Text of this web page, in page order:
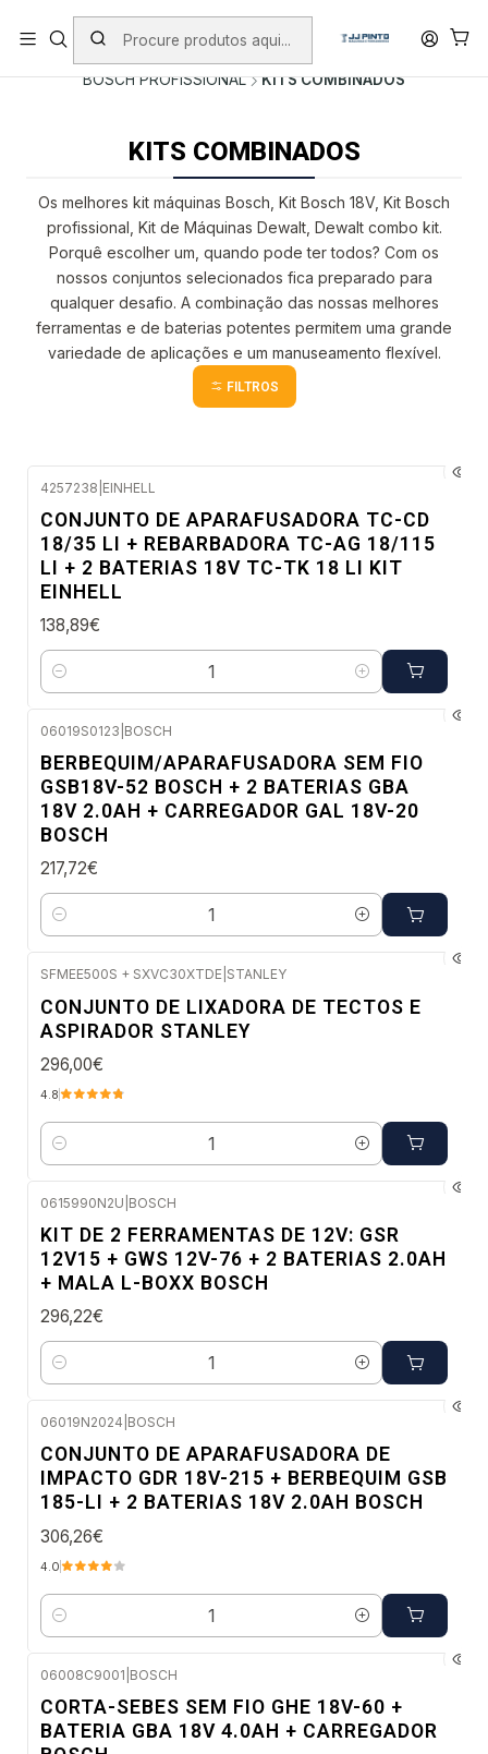
PORTES INCLUÍDOS EM ENCOMENDAS +75€ (excepto ilhas)
Início PRODUTOS
FERRAMENTAS SEM FIO
BOSCH PROFISSIONAL
KITS COMBINADOS
KITS COMBINADOS
Os melhores kit máquinas Bosch, Kit Bosch 18V, Kit Bosch
profissional, Kit de Máquinas Dewalt, Dewalt combo kit.
Porquê escolher um, quando pode ter todos? Com os
nossos conjuntos selecionados fica preparado para
qualquer desafio. A combinação das nossas melhores
ferramentas e de baterias potentes permitem uma grande
variedade de aplicações e um manuseamento flexível.
FILTROS
4257238 EINHELL
CONJUNTO DE APARAFUSADORA TC-CD
18/35 LI + REBARBADORA TC-AG 18/115
LI + 2 BATERIAS 18V TC-TK 18 LI KIT
EINHELL
138,89€
Quantidade
06019S0123 BOSCH
BERBEQUIM/APARAFUSADORA SEM FIO
GSB18V-52 BOSCH + 2 BATERIAS GBA
18V 2.0AH + CARREGADOR GAL 18V-20
BOSCH
217,72€
Quantidade
SFMEE500S + SXVC30XTDE STANLEY
CONJUNTO DE LIXADORA DE TECTOS E
ASPIRADOR STANLEY
296,00€
4.8
Quantidade
0615990N2U BOSCH
KIT DE 2 FERRAMENTAS DE 12V: GSR
12V15 + GWS 12V-76 + 2 BATERIAS 2.0AH
+ MALA L-BOXX BOSCH
296,22€
Quantidade
06019N2024 BOSCH
CONJUNTO DE APARAFUSADORA DE
IMPACTO GDR 18V-215 + BERBEQUIM GSB
185-LI + 2 BATERIAS 18V 2.0AH BOSCH
306,26€
4.0
Quantidade
06008C9001 BOSCH
CORTA-SEBES SEM FIO GHE 18V-60 +
BATERIA GBA 18V 4.0AH + CARREGADOR